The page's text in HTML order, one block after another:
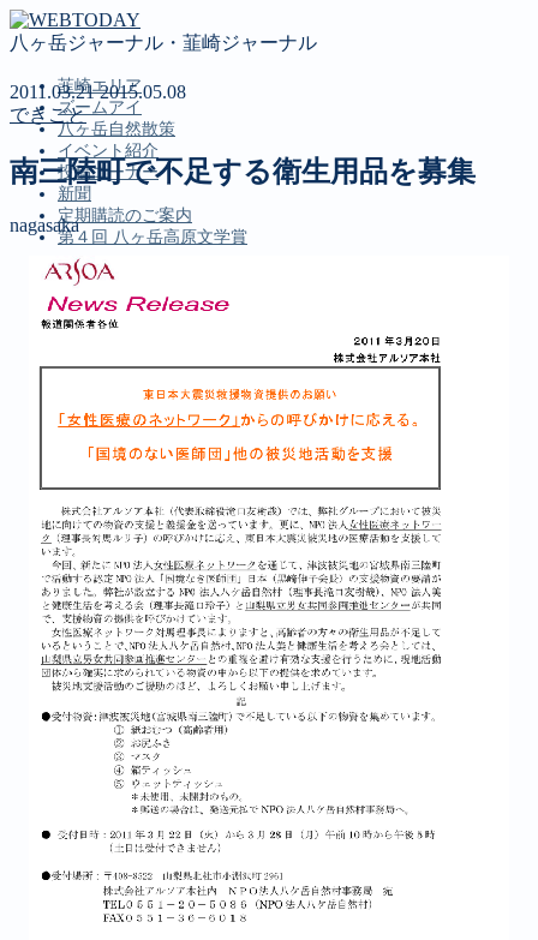
八ヶ岳ジャーナル・韮崎ジャーナル
韮崎エリア
ズームアイ
八ヶ岳自然散策
イベント紹介
投稿コーナー
新聞
定期購読のご案内
第４回 八ヶ岳高原文学賞
MENU
八ヶ岳自然散策
イベント紹介
投稿コーナー
定期購読のご案内
第４回 八ヶ岳高原文学賞
2011.03.212015.05.08
できごと
南三陸町で不足する衛生用品を募集
nagasaka